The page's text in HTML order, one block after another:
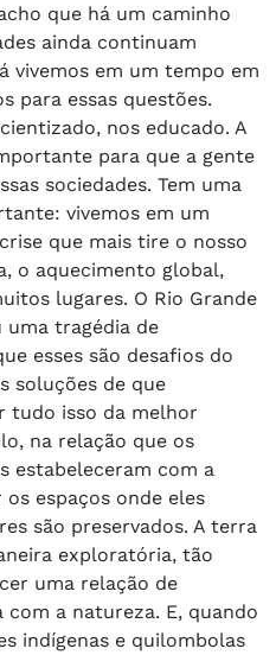
que há um caminho
ainda continuam
vivemos em um tempo em
para essas questões.
nos educado. A
para que a gente
sociedades. Tem uma
vivemos em um
que mais tire o nosso
o aquecimento global,
lugares. O Rio Grande
uma tragédia de
esses são desafios do
soluções de que
tudo isso da melhor
na relação que os
estabeleceram com a
espaços onde eles
são preservados. A terra
exploratória, tão
uma relação de
com a natureza. E, quando
indígenas e quilombolas